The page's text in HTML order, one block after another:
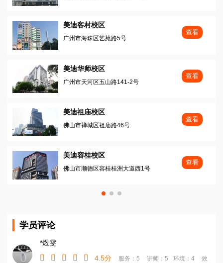
美迪客村校区
广州市海珠区艺苑路5号
查看
美迪华师校区
广州市天河区五山路141-2号
查看
美迪祖庙校区
佛山市禅城区祖庙路46号
查看
美迪容桂校区
佛山市顺徳区容桂桂洲大道西1号
查看
学员评论
*煜雯
4.5分
服务：5 讲师：5 环境：4
效